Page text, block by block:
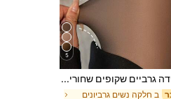
5
1 יחידה גרביים שקופים שחורים סקסיים לנשים 80ג'/220ג'/300ג', גרביים עסקיים סקסיים לאביב, סתיו וחורף, גרביים עם בטנה חמה, טייטס חמים (מתאים ל-5-15°C), ללבישה יומיומית
ב חלקה נשים גרביונים